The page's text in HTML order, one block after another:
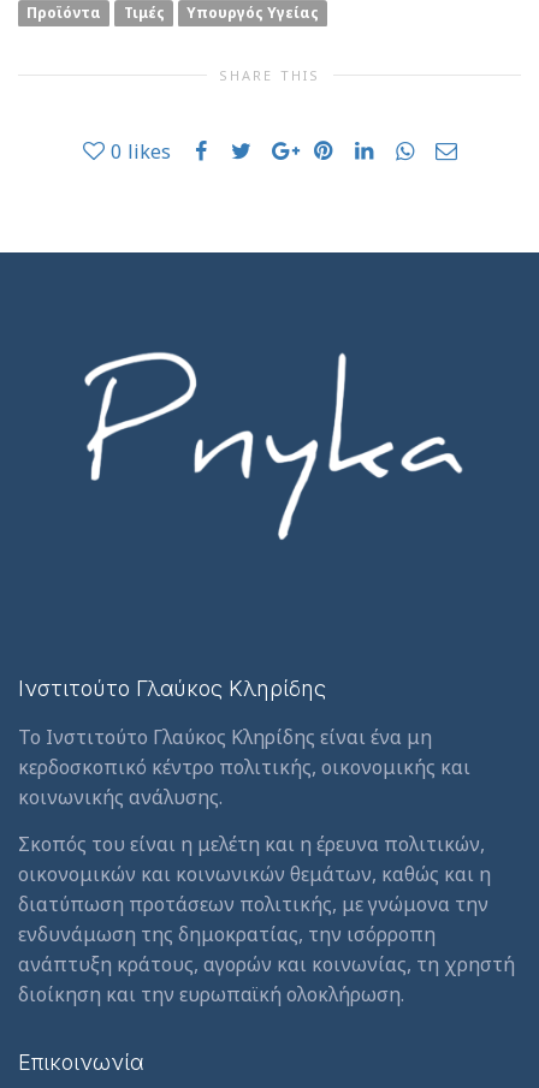
Προϊόντα
Τιμές Υπουργός Υγείας
SHARE THIS
0 likes
Ινστιτούτο Γλαύκος Κληρίδης
Το Ινστιτούτο Γλαύκος Κληρίδης είναι ένα μη
κερδοσκοπικό κέντρο πολιτικής, οικονομικής και
κοινωνικής ανάλυσης.
Σκοπός του είναι η μελέτη και η έρευνα πολιτικών,
οικονομικών και κοινωνικών θεμάτων, καθώς και η
διατύπωση προτάσεων πολιτικής, με γνώμονα την
ενδυνάμωση της δημοκρατίας, την ισόρροπη
ανάπτυξη κράτους, αγορών και κοινωνίας, τη χρηστή
διοίκηση και την ευρωπαϊκή ολοκλήρωση.
Επικοινωνία